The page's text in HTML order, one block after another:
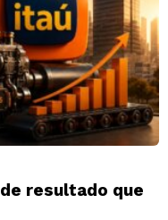
resultado que